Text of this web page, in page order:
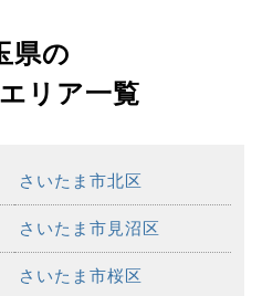
県の
リア一覧
さいたま市北区
さいたま市見沼区
さいたま市桜区